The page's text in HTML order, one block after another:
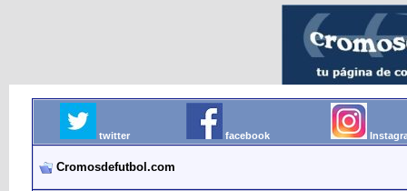
twitter facebook
Cromosdefutbol.com